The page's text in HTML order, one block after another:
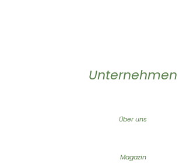
Unternehmen
Über uns
Magazin